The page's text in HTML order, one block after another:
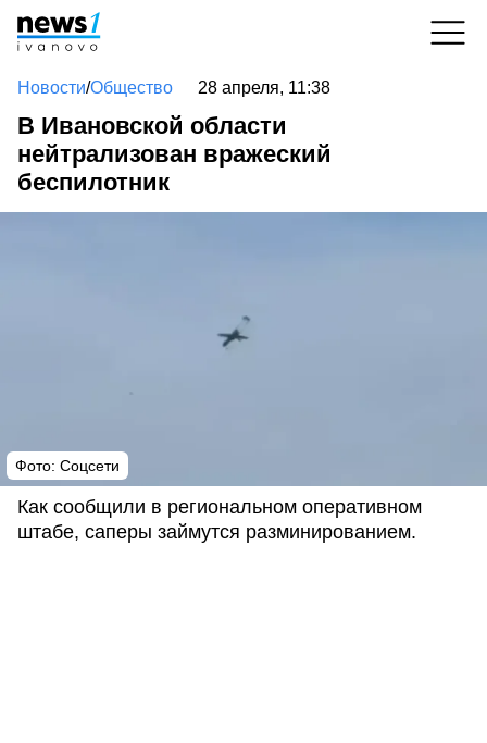
Новости/Общество 28 апреля, 11:38
В Ивановской области
нейтрализован вражеский
беспилотник
Фото: Соцсети
Как сообщили в региональном оперативном
штабе, саперы займутся разминированием.